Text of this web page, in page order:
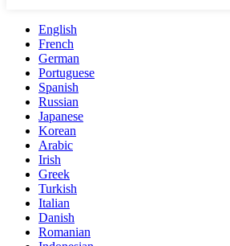
English
French
German
Portuguese
Spanish
Russian
Japanese
Korean
Arabic
Irish
Greek
Turkish
Italian
Danish
Romanian